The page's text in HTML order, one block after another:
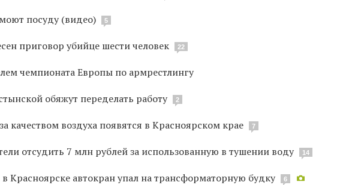
посуду (видео) 5
приговор убийце шести человек 22
чемпионата Европы по армрестлингу
обяжут переделать работу 2
качеством воздуха появятся в Красноярском крае 7
отсудить 7 млн рублей за использованную в тушении воду 14
Красноярске автокран упал на трансформаторную будку 6